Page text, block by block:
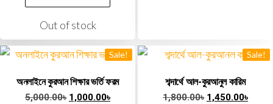
Out of stock
Sale!
অনলাইনে কুরআন শিক্ষার ভর্তি ফরম
5,000.00৳ 1,000.00৳
Sale!
শব্দার্থে আল-কুরআনুল কারিম
1,800.00৳ 1,450.00৳